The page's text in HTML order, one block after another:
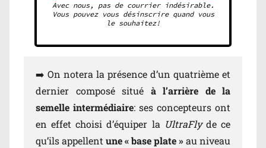
Avec nous, pas de courrier indésirable.
Vous pouvez vous désinscrire quand vous
le souhaitez!
➡️ On notera la présence d’un quatrième et
dernier composé situé à l’arrière de la
semelle intermédiaire: ses concepteurs ont
en effet choisi d’équiper la UltraFly de ce
qu’ils appellent une « base plate »au niveau